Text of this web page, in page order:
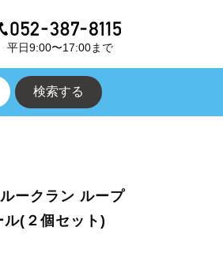
平日9:00〜17:00まで
ークラン ループ
(２個セット)